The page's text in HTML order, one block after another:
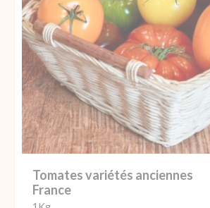
Tomates variétés anciennes
France